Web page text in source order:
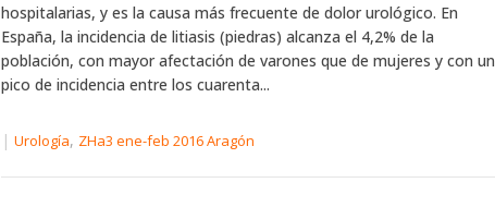
hospitalarias, y es la causa más frecuente de dolor urológico. En
España, la incidencia de litiasis (piedras) alcanza el 4,2% de la
población, con mayor afectación de varones que de mujeres y con un
pico de incidencia entre los cuarenta...
| Urología, ZHa3 ene-feb 2016 Aragón